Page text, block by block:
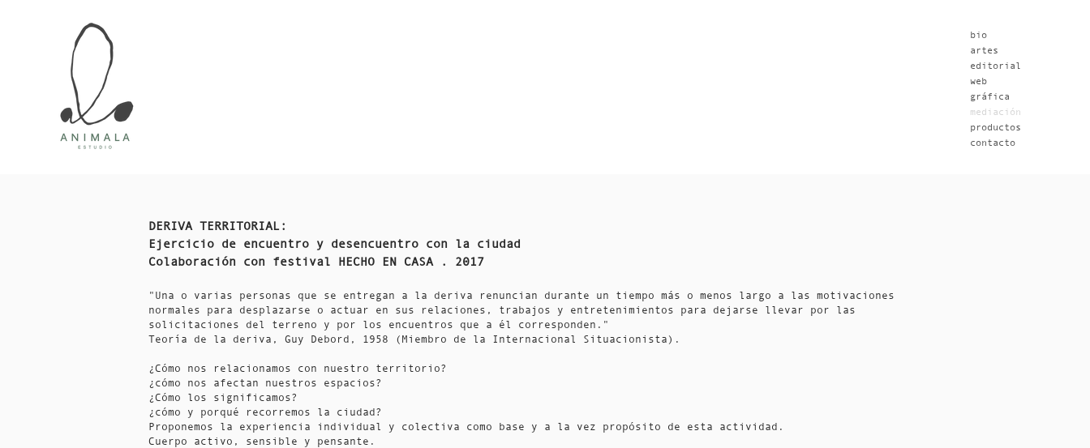
bio
artes
editorial
web
gráfica
mediación
productos
contacto
DERIVA TERRITORIAL:
Ejercicio de encuentro y desencuentro con la ciudad
Colaboración con festival HECHO EN CASA . 2017
"Una o varias personas que se entregan a la deriva renuncian durante un tiempo más o menos largo a las motivaciones
normales para desplazarse o actuar en sus relaciones, trabajos y entretenimientos para dejarse llevar por las
solicitaciones del terreno y por los encuentros que a él corresponden."
Teoría de la deriva, Guy Debord, 1958 (Miembro de la Internacional Situacionista).
¿Cómo nos relacionamos con nuestro territorio?
¿cómo nos afectan nuestros espacios?
¿Cómo los significamos?
¿cómo y porqué recorremos la ciudad?
Proponemos la experiencia individual y colectiva como base y a la vez propósito de esta actividad.
Cuerpo activo, sensible y pensante.